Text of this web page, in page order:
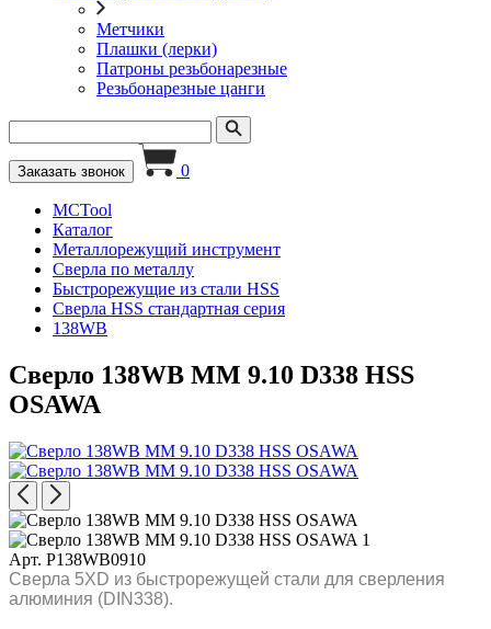
Метчики
Плашки (лерки)
Патроны резьбонарезные
Резьбонарезные цанги
Заказать звонок 0
MCTool
Каталог
Металлорежущий инструмент
Сверла по металлу
Быстрорежущие из стали HSS
Сверла HSS стандартная серия
138WB
Сверло 138WB MM 9.10 D338 HSS
OSAWA
Арт. P138WB0910
Сверла 5XD из быстрорежущей стали для сверления
алюминия (DIN338).